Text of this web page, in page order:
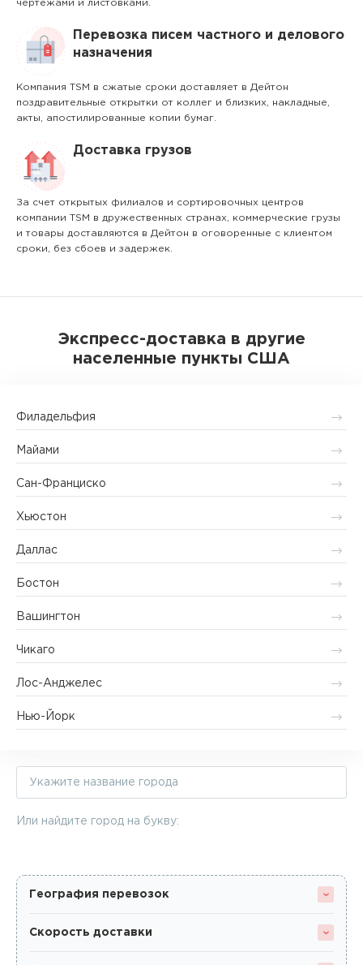
чертежами и листовками.
Перевозка писем частного и делового
назначения
Компания TSM в сжатые сроки доставляет в Дейтон
поздравительные открытки от коллег и близких, накладные,
акты, апостилированные копии бумаг.
Доставка грузов
За счет открытых филиалов и сортировочных центров
компании TSM в дружественных странах, коммерческие грузы
и товары доставляются в Дейтон в оговоренные с клиентом
сроки, без сбоев и задержек.
Экспресс-доставка в другие
населенные пункты США
Филадельфия
Майами
Сан-Франциско
Хьюстон
Даллас
Бостон
Вашингтон
Чикаго
Лос-Анджелес
Нью-Йорк
Или найдите город на букву:
География перевозок
Скорость доставки